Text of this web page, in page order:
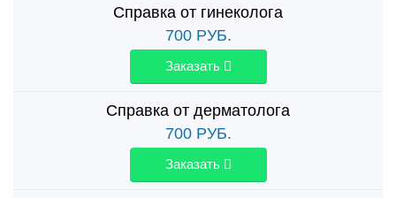
Справка от гинеколога
700РУБ.
Заказать
Справка от дерматолога
700РУБ.
Заказать